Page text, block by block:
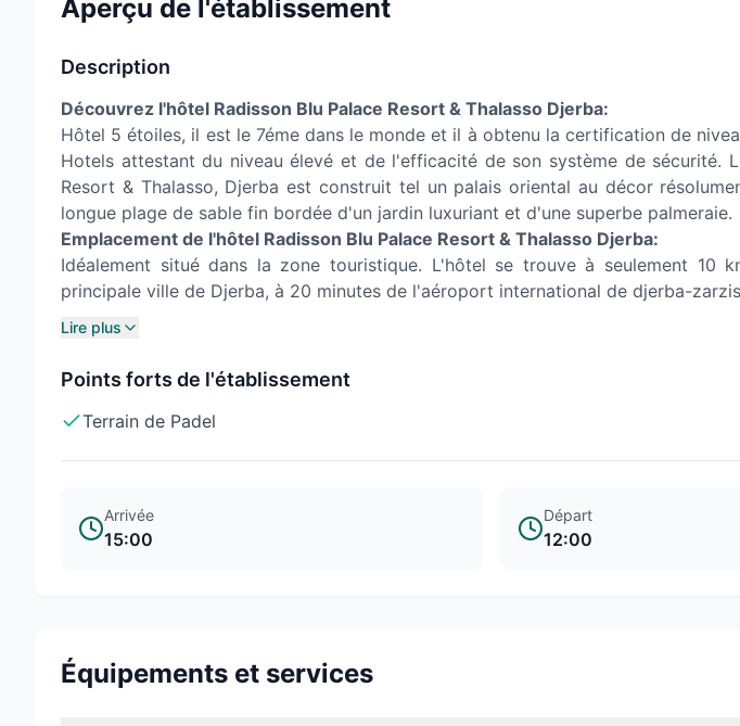
Aperçu de l'établissement
Description
Découvrez l'hôtel Radisson Blu Palace Resort & Thalasso Djerba:
Hôtel 5 étoiles, il est le 7éme dans le monde et il à obtenu la certification de
Hotels attestant du niveau élevé et de l'efficacité de son système de sécurité.
Resort & Thalasso, Djerba est construit tel un palais oriental au décor
longue plage de sable fin bordée d'un jardin luxuriant et d'une superbe palmeraie.
Emplacement de l'hôtel Radisson Blu Palace Resort & Thalasso Djerba:
Idéalement situé dans la zone touristique. L'hôtel se trouve à seulement 10
principale ville de Djerba, à 20 minutes de l'aéroport international de djerba-
Lire plus
Points forts de l'établissement
Terrain de Padel
Arrivée
15:00
Départ
12:00
Équipements et services